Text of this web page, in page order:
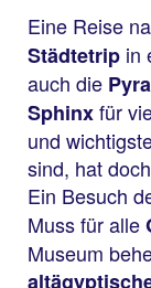
Eine Reise
Städtetrip in
auch die
Sphinxfür
und
sind, hat
Ein Besuch
Muss für alle
Museum